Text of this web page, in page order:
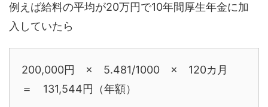
例えば給料の平均が20万円で10年間厚生年金に加
入していたら
200,000円 × 5.481/1000 × 120カ月
＝ 131,544円（年額）